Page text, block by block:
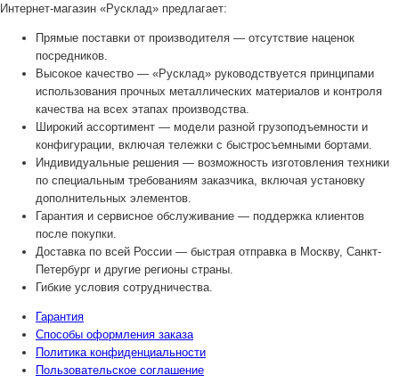
Интернет-магазин «Русклад» предлагает:
Прямые поставки от производителя — отсутствие наценок
посредников.
Высокое качество — «Русклад» руководствуется принципами
использования прочных металлических материалов и контроля
качества на всех этапах производства.
Широкий ассортимент — модели разной грузоподъемности и
конфигурации, включая тележки с быстросъемными бортами.
Индивидуальные решения — возможность изготовления техники
по специальным требованиям заказчика, включая установку
дополнительных элементов.
Гарантия и сервисное обслуживание — поддержка клиентов
после покупки.
Доставка по всей России — быстрая отправка в Москву, Санкт-
Петербург и другие регионы страны.
Гибкие условия сотрудничества.
Гарантия
Способы оформления заказа
Политика конфиденциальности
Пользовательское соглашение